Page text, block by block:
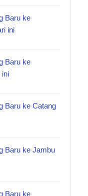
Baru ke
ini
Baru ke
ini
Baru ke Catang
Baru ke Jambu
Baru ke